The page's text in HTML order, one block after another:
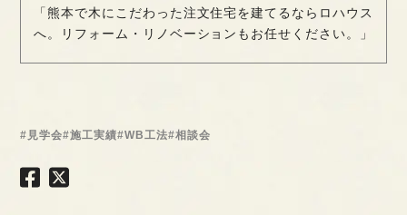
「熊本で木にこだわった注文住宅を建てるならロハウス
へ。リフォーム・リノベーションもお任せください。」
#見学会#施工実績#WB工法#相談会